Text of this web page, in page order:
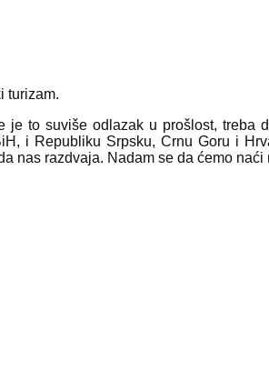
turizam.
to suviše odlazak u prošlost, treba
i Republiku Srpsku, Crnu Goru i
nas razdvaja. Nadam se da ćemo